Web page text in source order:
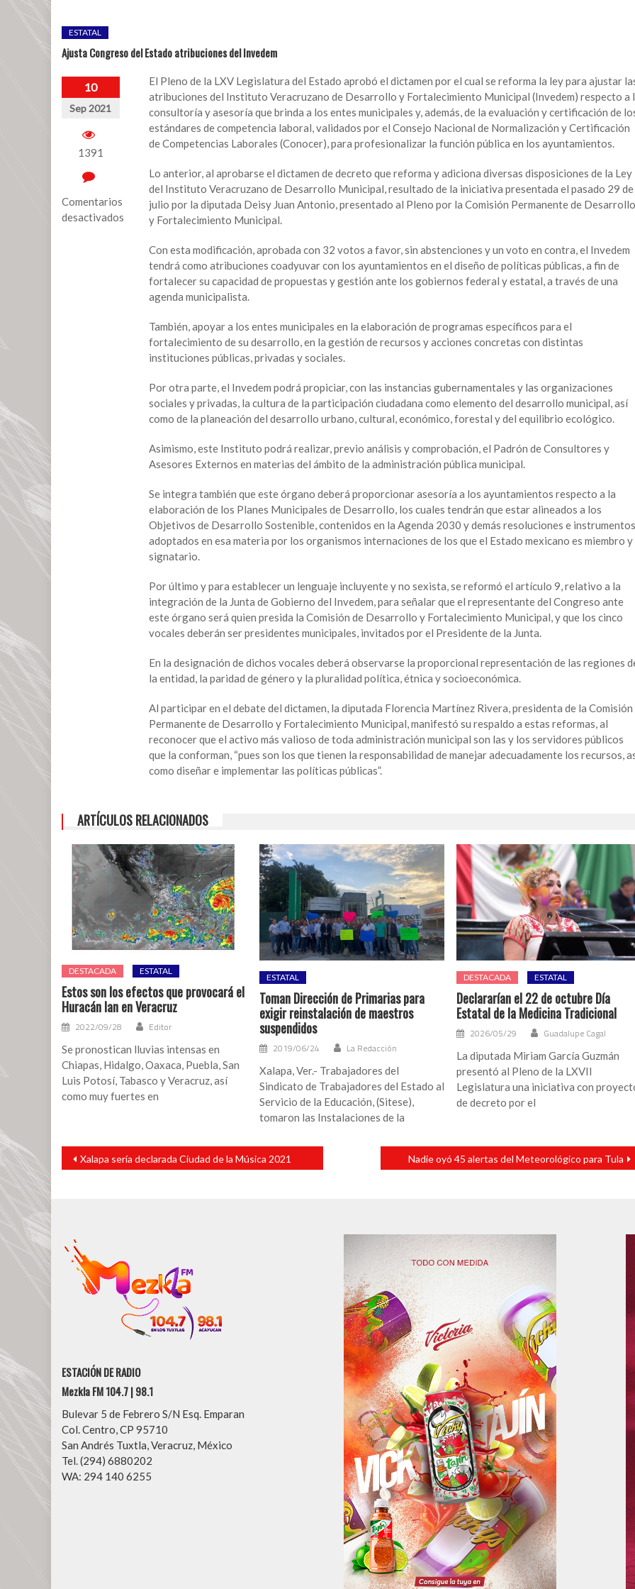
ESTATAL
Ajusta Congreso del Estado atribuciones del Invedem
10
Sep 2021
1391
Comentarios
desactivados
El Pleno de la LXV Legislatura del Estado aprobó el dictamen por el cual se reforma la ley para ajustar
atribuciones del Instituto Veracruzano de Desarrollo y Fortalecimiento Municipal (Invedem) respecto a
consultoría y asesoría que brinda a los entes municipales y, además, de la evaluación y certificación de
estándares de competencia laboral, validados por el Consejo Nacional de Normalización y Certificación
de Competencias Laborales (Conocer), para profesionalizar la función pública en los ayuntamientos.
Lo anterior, al aprobarse el dictamen de decreto que reforma y adiciona diversas disposiciones de la Ley
del Instituto Veracruzano de Desarrollo Municipal, resultado de la iniciativa presentada el pasado 29 de
julio por la diputada Deisy Juan Antonio, presentado al Pleno por la Comisión Permanente de Desarrollo
y Fortalecimiento Municipal.
Con esta modificación, aprobada con 32 votos a favor, sin abstenciones y un voto en contra, el Invedem
tendrá como atribuciones coadyuvar con los ayuntamientos en el diseño de políticas públicas, a fin de
fortalecer su capacidad de propuestas y gestión ante los gobiernos federal y estatal, a través de una
agenda municipalista.
También, apoyar a los entes municipales en la elaboración de programas específicos para el
fortalecimiento de su desarrollo, en la gestión de recursos y acciones concretas con distintas
instituciones públicas, privadas y sociales.
Por otra parte, el Invedem podrá propiciar, con las instancias gubernamentales y las organizaciones
sociales y privadas, la cultura de la participación ciudadana como elemento del desarrollo municipal, así
como de la planeación del desarrollo urbano, cultural, económico, forestal y del equilibrio ecológico.
Asimismo, este Instituto podrá realizar, previo análisis y comprobación, el Padrón de Consultores y
Asesores Externos en materias del ámbito de la administración pública municipal.
Se integra también que este órgano deberá proporcionar asesoría a los ayuntamientos respecto a la
elaboración de los Planes Municipales de Desarrollo, los cuales tendrán que estar alineados a los
Objetivos de Desarrollo Sostenible, contenidos en la Agenda 2030 y demás resoluciones e instrumentos
adoptados en esa materia por los organismos internaciones de los que el Estado mexicano es miembro y
signatario.
Por último y para establecer un lenguaje incluyente y no sexista, se reformó el artículo 9, relativo a la
integración de la Junta de Gobierno del Invedem, para señalar que el representante del Congreso ante
este órgano será quien presida la Comisión de Desarrollo y Fortalecimiento Municipal, y que los cinco
vocales deberán ser presidentes municipales, invitados por el Presidente de la Junta.
En la designación de dichos vocales deberá observarse la proporcional representación de las regiones
la entidad, la paridad de género y la pluralidad política, étnica y socioeconómica.
Al participar en el debate del dictamen, la diputada Florencia Martínez Rivera, presidenta de la Comisión
Permanente de Desarrollo y Fortalecimiento Municipal, manifestó su respaldo a estas reformas, al
reconocer que el activo más valioso de toda administración municipal son las y los servidores públicos
que la conforman, “pues son los que tienen la responsabilidad de manejar adecuadamente los recursos,
como diseñar e implementar las políticas públicas”.
ARTÍCULOS RELACIONADOS
DESTACADA ESTATAL
Estos son los efectos que provocará el
Huracán Ian en Veracruz
2022/09/28 Editor
Se pronostican lluvias intensas en
Chiapas, Hidalgo, Oaxaca, Puebla, San
Luis Potosí, Tabasco y Veracruz, así
como muy fuertes en
ESTATAL
Toman Dirección de Primarias para
exigir reinstalación de maestros
suspendidos
2019/06/24 La Redacción
Xalapa, Ver.- Trabajadores del
Sindicato de Trabajadores del Estado al
Servicio de la Educación, (Sitese),
tomaron las Instalaciones de la
DESTACADA ESTATAL
Declararían el 22 de octubre Día
Estatal de la Medicina Tradicional
2026/05/29 Guadalupe Cagal
La diputada Miriam García Guzmán
presentó al Pleno de la LXVII
Legislatura una iniciativa con
de decreto por el
Navegación
entradas
Xalapa sería declarada Ciudad de la Música 2021 Nadie oyó 45 alertas del Meteorológico para Tula
ESTACIÓN DE RADIO
Mezkla FM 104.7 | 98.1
Bulevar 5 de Febrero S/N Esq. Emparan
Col. Centro, CP 95710
San Andrés Tuxtla, Veracruz, México
Tel. (294) 6880202
WA: 294 140 6255